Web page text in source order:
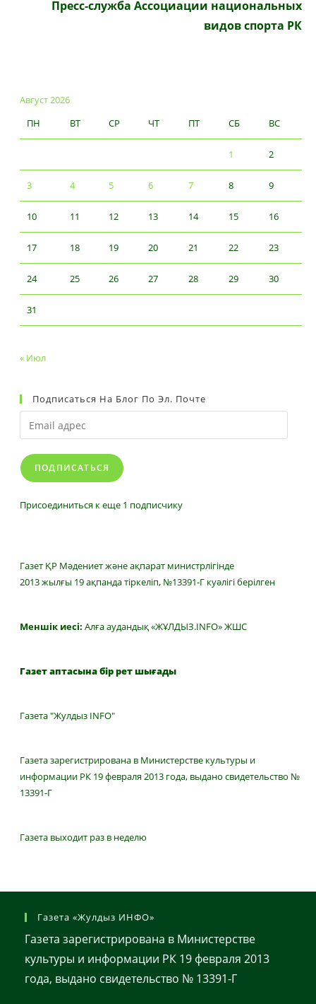
Пресс-служба Ассоциации национальных
видов спорта РК
Август 2026
ПН
ВТ СР ЧТ ПТ СБ ВС
1 2
3 4 5 6 7 8 9
10 11 12 13 14 15 16
17 18 19 20 21 22 23
24 25 26 27 28 29 30
31
« Июл
Подписаться На Блог По Эл. Почте
Email
адрес
ПОДПИСАТЬСЯ
Присоединиться к еще 1 подписчику
Газет ҚР Мәдениет және ақпарат министрлігінде
2013 жылғы 19 ақпанда тіркеліп, №13391-Г куәлігі берілген
Меншік иесі: Алға аудандық «ЖҰЛДЫЗ.INFO» ЖШС
Газет аптасына бір рет шығады
Газета "Жулдыз INFO"
Газета зарегистрирована в Министерстве культуры и
информации РК 19 февраля 2013 года, выдано свидетельство №
13391-Г
Газета выходит раз в неделю
Газета «Жулдыз ИНФО»
Газета зарегистрирована в Министерстве
культуры и информации РК 19 февраля 2013
года, выдано свидетельство № 13391-Г